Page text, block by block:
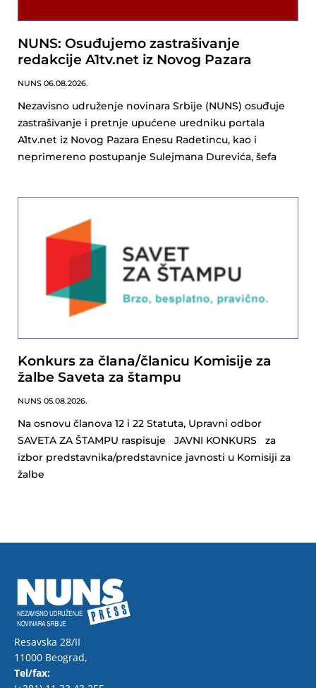
NUNS: Osuđujemo zastrašivanje
redakcije A1tv.net iz Novog Pazara
NUNS 06.08.2026.
Nezavisno udruženje novinara Srbije (NUNS) osuđuje
zastrašivanje i pretnje upućene uredniku portala
A1tv.net iz Novog Pazara Enesu Radetincu, kao i
neprimereno postupanje Sulejmana Durevića, šefa
Konkurs za člana/članicu Komisije za
žalbe Saveta za štampu
NUNS 05.08.2026.
Na osnovu članova 12 i 22 Statuta, Upravni odbor
SAVETA ZA ŠTAMPU raspisuje JAVNI KONKURS za
izbor predstavnika/predstavnice javnosti u Komisiji za
žalbe
Resavska 28/II
11000 Beograd,
Tel/fax: